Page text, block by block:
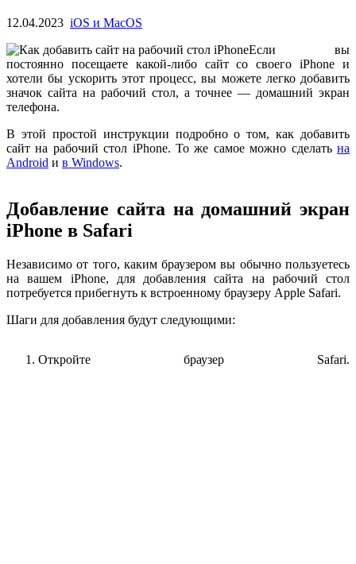
12.04.2023 iOS и MacOS
Если вы
постоянно посещаете какой-либо сайт со своего iPhone и
хотели бы ускорить этот процесс, вы можете легко добавить
значок сайта на рабочий стол, а точнее — домашний экран
телефона.
В этой простой инструкции подробно о том, как добавить
сайт на рабочий стол iPhone. То же самое можно сделать на
Android и в Windows.
Добавление сайта на домашний экран
iPhone в Safari
Независимо от того, каким браузером вы обычно пользуетесь
на вашем iPhone, для добавления сайта на рабочий стол
потребуется прибегнуть к встроенному браузеру Apple Safari.
Шаги для добавления будут следующими:
Откройте браузер Safari.